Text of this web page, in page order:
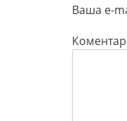
Ваша e-
Коментар